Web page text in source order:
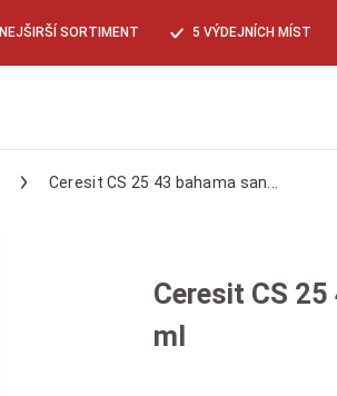
NEJŠIRŠÍ SORTIMENT 5 VÝDEJNÍCH MÍST
Hledat
Ceresit CS 25 43 bahama san...
Ceresit CS
ml